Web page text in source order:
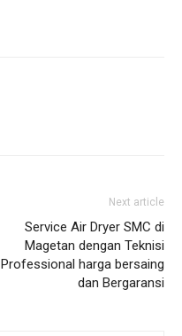
Next article
Service Air Dryer SMC di
Magetan dengan Teknisi
Professional harga bersaing
dan Bergaransi